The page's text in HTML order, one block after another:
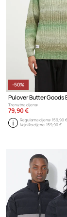
-50%
Trenutna cijena:
79,90 €
Regularna cijena:159,90 €
Najniža cijena:159,90 €